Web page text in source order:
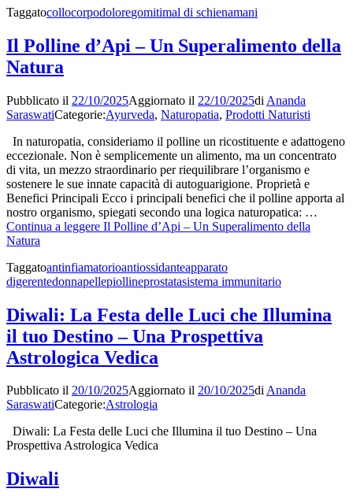
Taggatocollocorpodoloregomitimal di schienamani
Il Polline d’Api – Un Superalimento della
Natura
Pubblicato il 22/10/2025Aggiornato il 22/10/2025di Ananda
SaraswatiCategorie:Ayurveda, Naturopatia, Prodotti Naturisti
In naturopatia, consideriamo il polline un ricostituente e adattogeno
eccezionale. Non è semplicemente un alimento, ma un concentrato
di vita, un mezzo straordinario per riequilibrare l’organismo e
sostenere le sue innate capacità di autoguarigione. Proprietà e
Benefici Principali Ecco i principali benefici che il polline apporta al
nostro organismo, spiegati secondo una logica naturopatica: …
Continua a leggere Il Polline d’Api – Un Superalimento della
Natura
Taggatoantinfiamatorioantiossidanteapparato
digerentedonnapellepiollineprostatasistema immunitario
Diwali: La Festa delle Luci che Illumina
il tuo Destino – Una Prospettiva
Astrologica Vedica
Pubblicato il 20/10/2025Aggiornato il 20/10/2025diAnanda
SaraswatiCategorie:Astrologia
Diwali: La Festa delle Luci che Illumina il tuo Destino – Una
Prospettiva Astrologica Vedica
Diwali